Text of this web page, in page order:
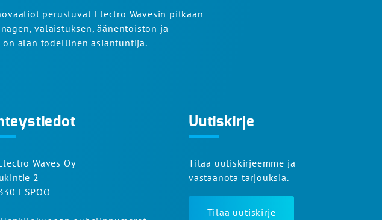
perustuvat Electro Wavesin pitkään
valaistuksen, äänentoiston ja
on alan todellinen asiantuntija.
Waves Oy
2
ESPOO
Uutiskirje
Tilaa uutiskirjeemme ja
vastaanota tarjouksia.
Tilaa uutiskirje